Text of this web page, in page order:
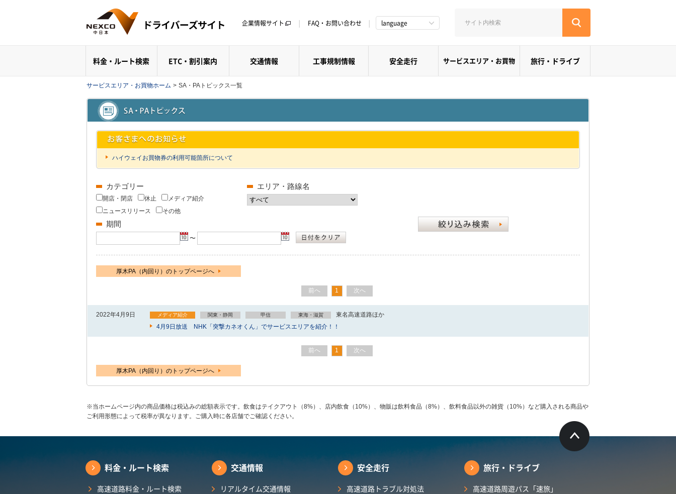
企業情報サイト FAQ・お問い合わせ language
料金・ルート検索 ETC・割引案内 交通情報 工事規制情報 安全走行 サービスエリア・お買物 旅行・ドライブ
サービスエリア・お買物ホーム > SA・PAトピックス一覧
ハイウェイお買物券の利用可能箇所について
カテゴリー
開店・閉店 休止
メディア紹介
ニュースリリース
その他
エリア・路線名
期間
〜
厚木PA（内回り）のトップページへ
前へ 1 次へ
2022年4月9日 メディア紹介 関東・静岡 甲信 東海・滋賀
東名高速道路ほか
4月9日放送 NHK「突撃カネオくん」でサービスエリアを紹介！！
前へ 1 次へ
厚木PA（内回り）のトップページへ
※当ホームページ内の商品価格は税込みの総額表示です。飲食はテイクアウト（8%）、店内飲食（10%）、物販は飲料食品（8%）、飲料食品以外の雑貨（10%）など購入される商品や
ご利用形態によって税率が異なります。ご購入時に各店舗でご確認ください。
料金・ルート検索
高速道路料金・ルート検索
交通情報
リアルタイム交通情報
安全走行
高速道路トラブル対処法
旅行・ドライブ
高速道路周遊パス「速旅」